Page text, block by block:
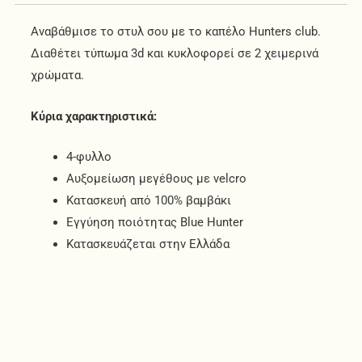
Αναβάθμισε το στυλ σου με το καπέλο Hunters club.
Διαθέτει τύπωμα 3d και κυκλοφορεί σε 2 χειμερινά
χρώματα.
Κύρια χαρακτηριστικά:
4-φυλλο
Αυξομείωση μεγέθους με velcro
Κατασκευή από 100% βαμβάκι
Εγγύηση ποιότητας Blue Hunter
Κατασκευάζεται στην Ελλάδα